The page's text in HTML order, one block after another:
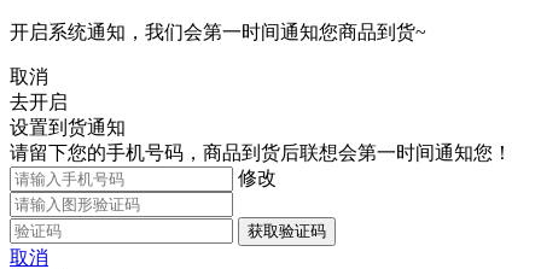
开启系统通知，我们会第一时间通知您商品到货~
取消
去开启
设置到货通知
请留下您的手机号码，商品到货后联想会第一时间通知您！
修改
获取验证码
取消